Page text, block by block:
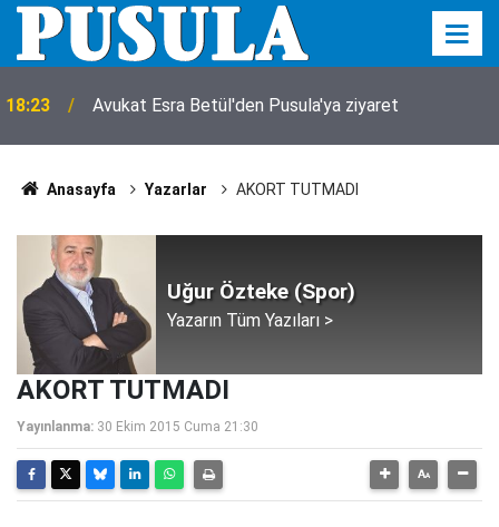
18:23 Avukat Esra Betül'den Pusula'ya ziyaret
Anasayfa Yazarlar AKORT TUTMADI
Uğur Özteke (Spor)
Yazarın Tüm Yazıları >
AKORT TUTMADI
Yayınlanma: 30 Ekim 2015 Cuma 21:30